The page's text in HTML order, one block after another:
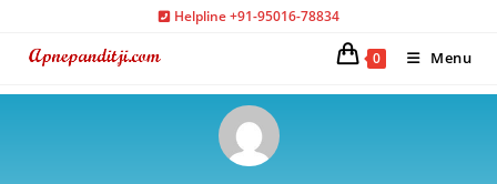
Helpline +91-95016-78834
0 Menu